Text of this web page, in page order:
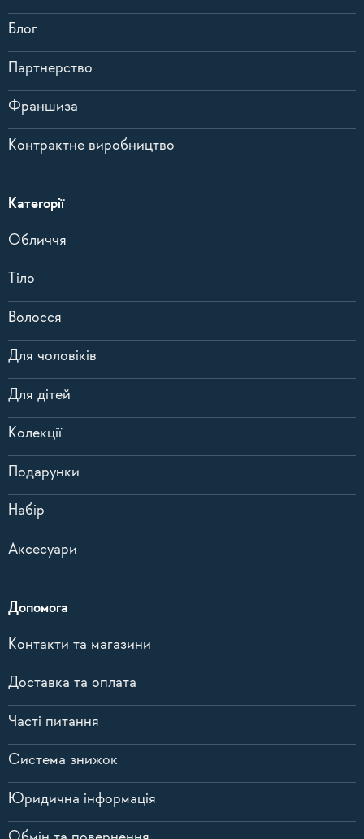
Блог
Партнерство
Франшиза
Контрактне виробництво
Категорії
Обличчя
Тіло
Волосся
Для чоловіків
Для дітей
Колекції
Подарунки
Набір
Аксесуари
Допомога
Контакти та магазини
Доставка та оплата
Часті питання
Система знижок
Юридична інформація